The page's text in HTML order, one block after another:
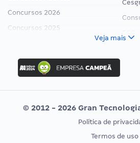
Concursos 2026
Concursos 2025
Concurso Nacional Unificado
Concurso Ibama
Concurso MPU
Editais publicados
CONCURSOS POR PROFISSÃO
Veja mais
© 2012 - 2026 Gran
Política de
Termos de uso